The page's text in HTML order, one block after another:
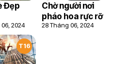
6.5 5
Đẹp
2024
Chờ người nơi
pháo hoa rực rỡ
28 Tháng 06, 2024
T16